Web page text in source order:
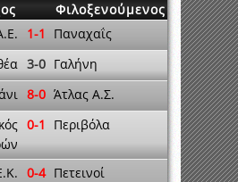
Φιλοξενούμενος
1-1
Παναχαΐς
3-0 Γαλήνη
8-0 Άτλας Α.Σ.
0-1 Περιβόλα
0-4 Πετεινοί